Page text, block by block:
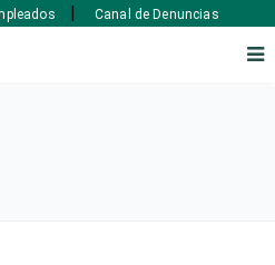
| Canal de Denuncias